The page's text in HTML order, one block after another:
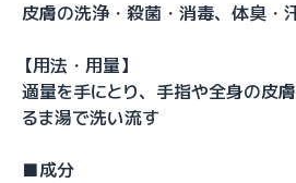
皮膚の洗浄・殺菌・消毒、体臭・
【用法・用量】
適量を手にとり、手指や全身の皮
るま湯で洗い流す
■成分